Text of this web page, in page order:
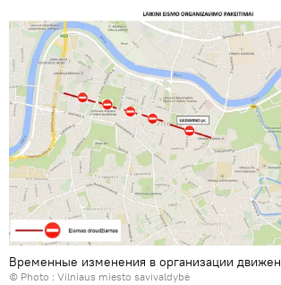
Временные изменения в организации
© Photo : Vilniaus miesto savivaldybė